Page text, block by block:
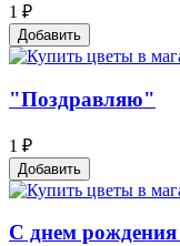
1 ₽
Добавить
"Поздравляю"
1 ₽
Добавить
С днем рождения